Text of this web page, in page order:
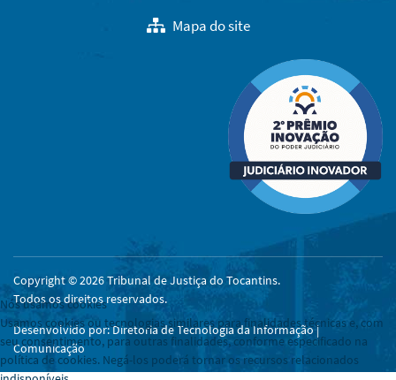
Mapa do site
Copyright © 2026 Tribunal de Justiça do Tocantins.
Todos os direitos reservados.
Desenvolvido por: Diretoria de Tecnologia da Informação |
Comunicação
Nós usamos cookies
Usamos cookies ou tecnologias similares para finalidades técnicas e, com
seu consentimento, para outras finalidades, conforme especificado na
política de cookies. Negá-los poderá tornar os recursos relacionados